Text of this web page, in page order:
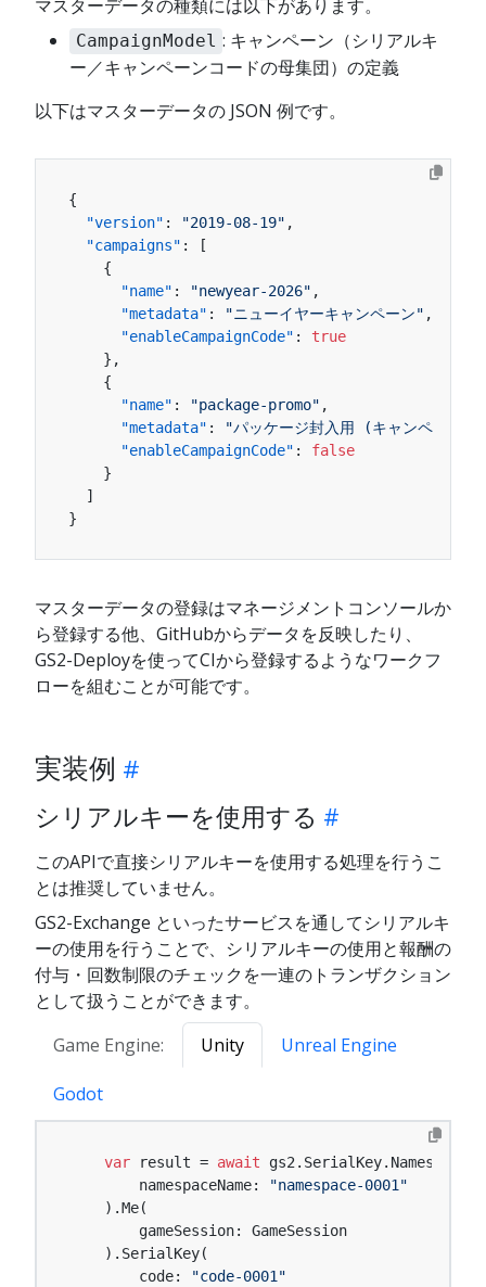
マスターデータの種類には以下があります。
CampaignModel : キャンペーン（シリアルキ
ー／キャンペーンコードの母集団）の定義
以下はマスターデータの JSON 例です。
{
"version" : "2019-08-19" ,
"campaigns" :
[
{
"name" : "newyear-2026" ,
"metadata" : "ニューイヤーキャンペーン" ,
"enableCampaignCode" :
true
} ,
{
"name" : "package-promo" ,
"metadata" :
"パッケージ封入用 (キャンペーンコ
"enableCampaignCode" :
false
}
]
}
マスターデータの登録はマネージメントコンソールか
ら登録する他、GitHubからデータを反映したり、
GS2-Deployを使ってCIから登録するようなワークフ
ローを組むことが可能です。
実装例
シリアルキーを使用する
このAPIで直接シリアルキーを使用する処理を行うこ
とは推奨していません。
GS2-Exchange といったサービスを通してシリアルキ
ーの使用を行うことで、シリアルキーの使用と報酬の
付与・回数制限のチェックを一連のトランザクション
として扱うことができます。
Game Engine:
Unity Unreal Engine
Godot
var result = await gs2.SerialKey.Namespace(
        namespaceName:
"namespace-0001"
    ).Me(
        gameSession: GameSession
    ).SerialKey(
        code:
"code-0001"